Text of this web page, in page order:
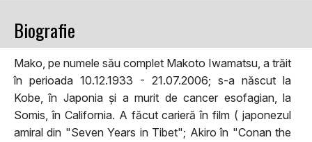
Biografie
Mako, pe numele său complet Makoto Iwamatsu, a trăit
în perioada 10.12.1933 - 21.07.2006; s-a născut la
Kobe, în Japonia și a murit de cancer esofagian, la
Somis, în California. A făcut carieră în film ( japonezul
amiral din "Seven Years in Tibet"; Akiro în "Conan the